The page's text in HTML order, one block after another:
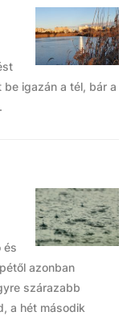
igazán a tél, bár a
és
azonban
szárazabb
a hét második